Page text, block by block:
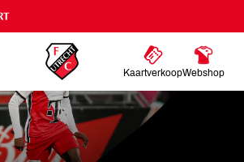
KaartverkoopWebshop